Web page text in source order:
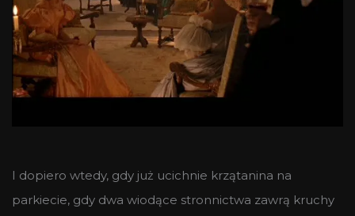
I dopiero wtedy, gdy już ucichnie krzątanina na
parkiecie, gdy dwa wiodące stronnictwa zawrą kruchy